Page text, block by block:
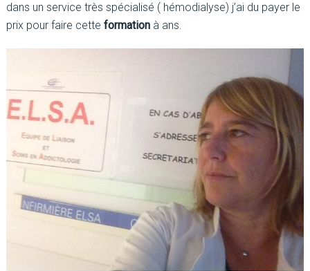
dans un service très spécialisé ( hémodialyse) j’ai du payer le
prix pour faire cette formationà ans.